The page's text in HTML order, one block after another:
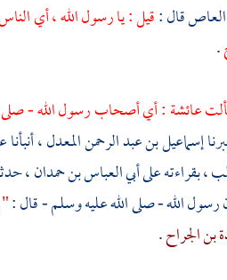
قال :قيل : يا رسول الله ، أي
.
عائشة: أي أصحاب رسول الله -
إسماعيل بن عبد الرحمن المعدل ،أنبأنا
،بقراءته علىأبي العباس بن حمدان ،
رسول الله - صلى الله عليه وسلم - قال :"
بن الجراح.